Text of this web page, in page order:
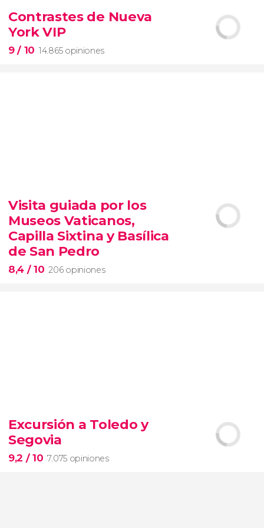
pinturas impresionistas
Contrastes de Nueva
York VIP
9/ 10 14.865 opiniones
tour de contrastes de Nueva York VIP
barrios de Queens, Brooklyn, el Bronx y
Long Island
City grupos reducidos
Visita guiada por los
Museos Vaticanos,
Capilla Sixtina y Basílica
de San Pedro
8,4 / 10 206 opiniones
Piedad
Museos Vaticanos
Basílica de San
Pedro
Excursión a Toledo y
Segovia
9,2 / 10 7.075 opiniones